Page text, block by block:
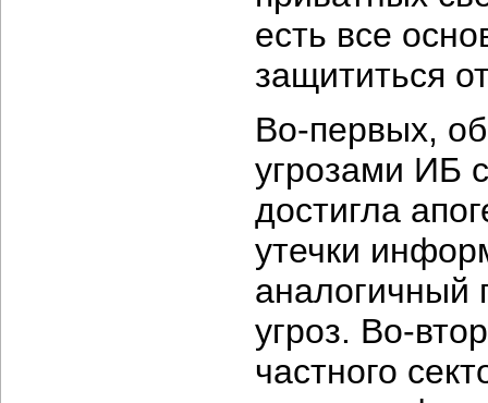
есть все
защититься
Во-первых,
угрозами ИБ
достигла
утечки
аналогичный
угроз. Во-
частного